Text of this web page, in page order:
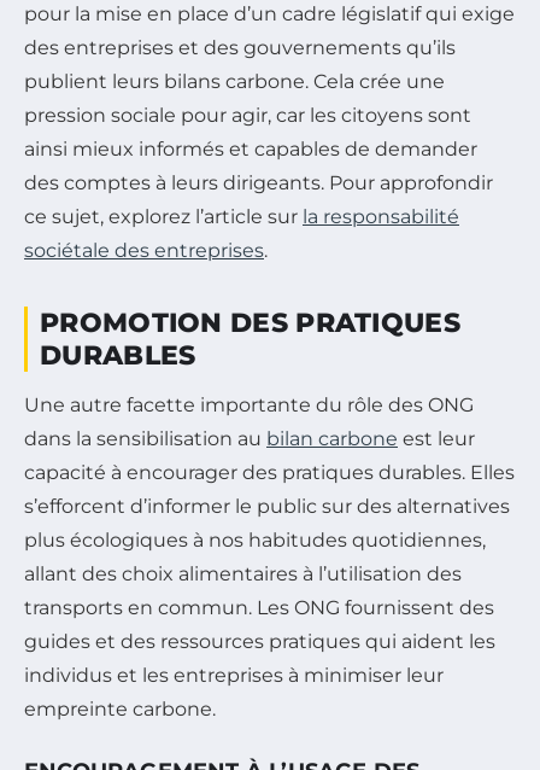
pour la mise en place d’un cadre législatif qui exige
des entreprises et des gouvernements qu’ils
publient leurs bilans carbone. Cela crée une
pression sociale pour agir, car les citoyens sont
ainsi mieux informés et capables de demander
des comptes à leurs dirigeants. Pour approfondir
ce sujet, explorez l’article sur la responsabilité
sociétale des entreprises.
PROMOTION DES PRATIQUES
DURABLES
Une autre facette importante du rôle des ONG
dans la sensibilisation au bilan carbone est leur
capacité à encourager des pratiques durables. Elles
s’efforcent d’informer le public sur des alternatives
plus écologiques à nos habitudes quotidiennes,
allant des choix alimentaires à l’utilisation des
transports en commun. Les ONG fournissent des
guides et des ressources pratiques qui aident les
individus et les entreprises à minimiser leur
empreinte carbone.